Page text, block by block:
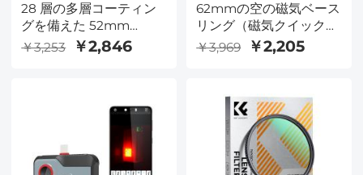
28 層の多層コーティン
グを備えた 52mm
MCUV プロテクション
レンズ Nano-X シリーズ
￥3,253 ￥2,846
62mmの空の磁気ベース
リング（磁気クイックス
ワップシステムでのみ機
￥3,969 ￥2,205